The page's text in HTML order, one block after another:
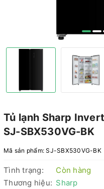
Tủ lạnh Sharp
SJ-SBX530VG-BK
Mã sản phẩm:SJ-SBX530VG-BK
Tình trạng:
Còn hàng
Thương hiệu: Sharp